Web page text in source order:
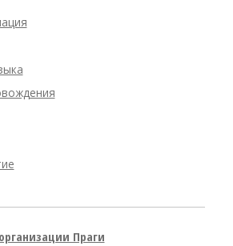
Праги